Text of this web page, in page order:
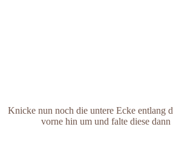
Knicke nun noch die untere Ecke entlang
vorne hin um und falte diese